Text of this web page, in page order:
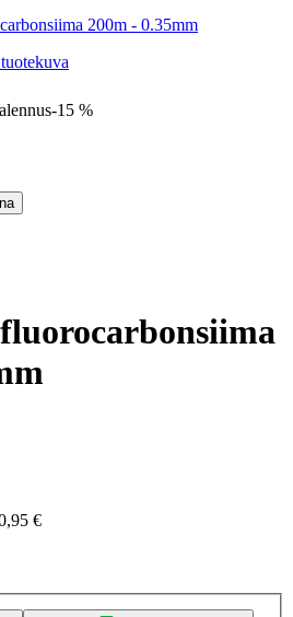
200m - 0.35mm
-15 %
€